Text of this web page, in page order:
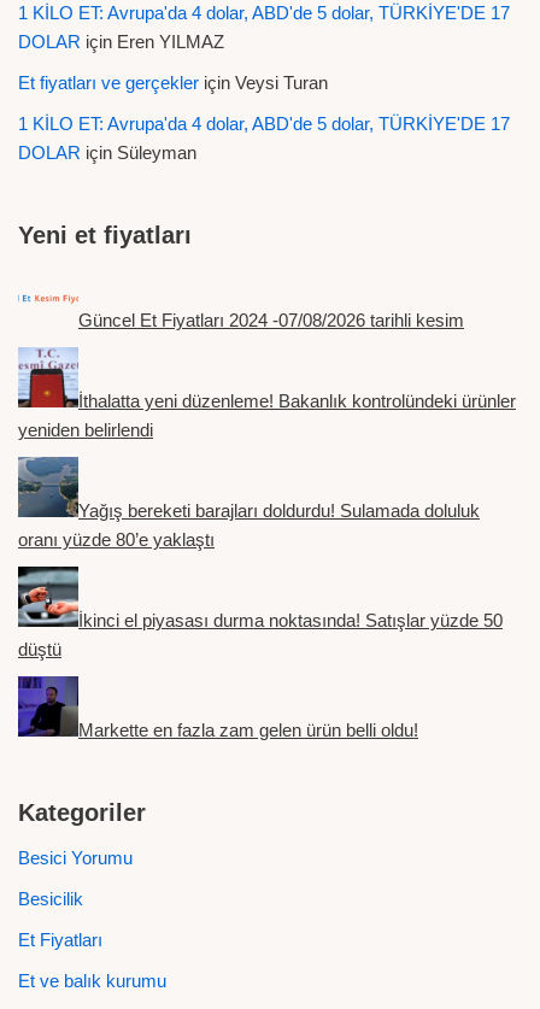
1 KİLO ET: Avrupa'da 4 dolar, ABD'de 5 dolar, TÜRKİYE'DE 17
DOLAR için Eren YILMAZ
Et fiyatları ve gerçekler için Veysi Turan
1 KİLO ET: Avrupa'da 4 dolar, ABD'de 5 dolar, TÜRKİYE'DE 17
DOLAR için Süleyman
Yeni et fiyatları
Güncel Et Fiyatları 2024 -07/08/2026 tarihli kesim
İthalatta yeni düzenleme! Bakanlık kontrolündeki ürünler
yeniden belirlendi
Yağış bereketi barajları doldurdu! Sulamada doluluk
oranı yüzde 80’e yaklaştı
İkinci el piyasası durma noktasında! Satışlar yüzde 50
düştü
Markette en fazla zam gelen ürün belli oldu!
Kategoriler
Besici Yorumu
Besicilik
Et Fiyatları
Et ve balık kurumu